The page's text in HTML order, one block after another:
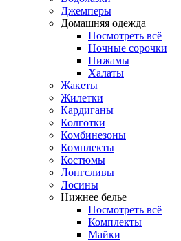
Джемперы
Домашняя одежда
Посмотреть всё
Ночные сорочки
Пижамы
Халаты
Жакеты
Жилетки
Кардиганы
Колготки
Комбинезоны
Комплекты
Костюмы
Лонгсливы
Лосины
Нижнее белье
Посмотреть всё
Комплекты
Майки